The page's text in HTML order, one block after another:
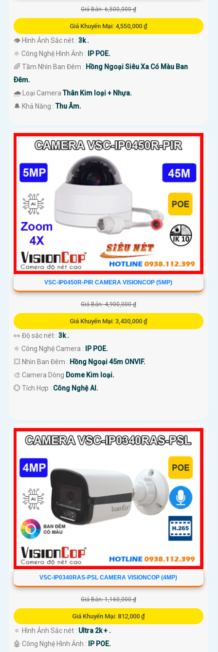
Giá Bán: 6,500,000 ₫
Giá Khuyến Mại: 4,550,000 ₫
👁 Hình Ảnh Sắc nét : 3k .
⚛️ Công Nghệ Hình Ảnh : IP POE.
🌈 Tầm Nhìn Ban Đêm : Hồng Ngoại Siêu Xa Có Màu Ban
Ðêm.
🌧️ Loại CameraThân Kim loại + Nhựa.
️🔔 Khả Năng :Thu Âm.
VSC-IP0450R-PIR CAMERA VISIONCOP (5MP)
Giá Bán: 4,900,000 ₫
Giá Khuyến Mại: 3,430,000 ₫
👀 Độ sắc nét : 3k .
⚛️ Công Nghệ Camera : IP POE.
💥 Nhìn Ban Đêm : Hồng Ngoại 45m ONVIF.
🎨 Camera Dòng Dome Kim loại.
️💮 Tích Hợp : Công Nghệ AI.
VSC-IP0340RAS-PSL CAMERA VISIONCOP (4MP)
Giá Bán: 1,160,000 ₫
Giá Khuyến Mại: 812,000 ₫
🔅 Hình Ảnh Sắc nét : Ultra 2k + .
🤖️ Công Nghệ Hình Ảnh : IP POE.